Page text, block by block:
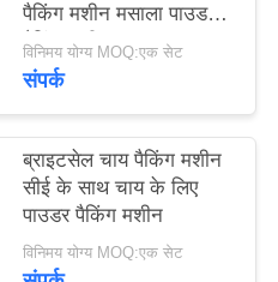
पैकिंग मशीन मसाला पाउडर
पैकिंग मशीन
विनिमय योग्य MOQ:एक सेट
संपर्क
ब्राइटसेल चाय पैकिंग मशीन
सीई के साथ चाय के लिए
पाउडर पैकिंग मशीन
विनिमय योग्य MOQ:एक सेट